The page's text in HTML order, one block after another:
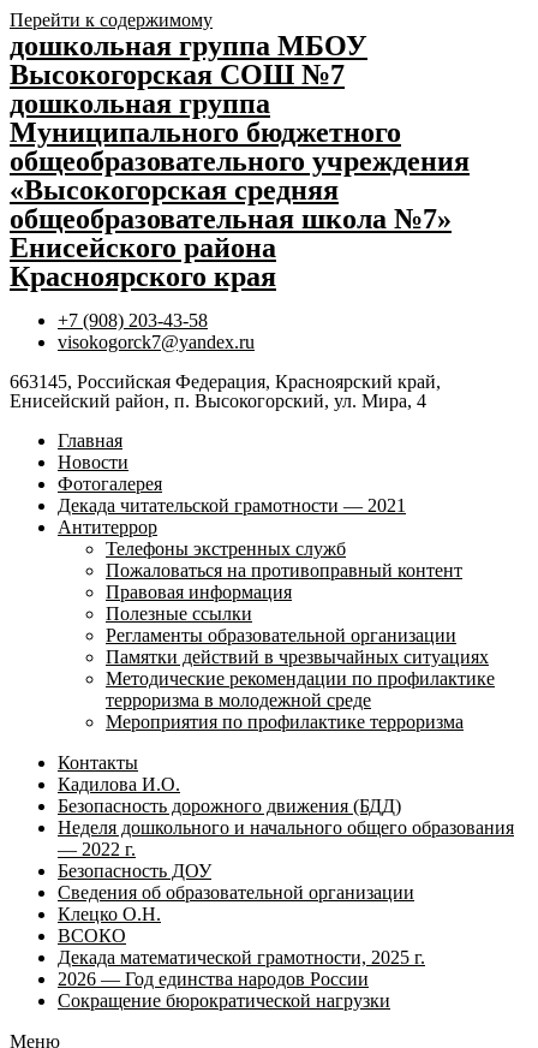
Перейти к содержимому
дошкольная группа МБОУ
Высокогорская СОШ №7
дошкольная группа
Муниципального бюджетного
общеобразовательного учреждения
«Высокогорская средняя
общеобразовательная школа №7»
Енисейского района
Красноярского края
+7 (908) 203-43-58
visokogorck7@yandex.ru
663145, Российская Федерация, Красноярский край,
Енисейский район, п. Высокогорский, ул. Мира, 4
Главная
Новости
Фотогалерея
Декада читательской грамотности — 2021
Антитеррор
Телефоны экстренных служб
Пожаловаться на противоправный контент
Правовая информация
Полезные ссылки
Регламенты образовательной организации
Памятки действий в чрезвычайных ситуациях
Методические рекомендации по профилактике
терроризма в молодежной среде
Мероприятия по профилактике терроризма
Контакты
Кадилова И.О.
Безопасность дорожного движения (БДД)
Неделя дошкольного и начального общего образования
— 2022 г.
Безопасность ДОУ
Сведения об образовательной организации
Клецко О.Н.
ВСОКО
Декада математической грамотности, 2025 г.
2026 — Год единства народов России
Сокращение бюрократической нагрузки
Меню